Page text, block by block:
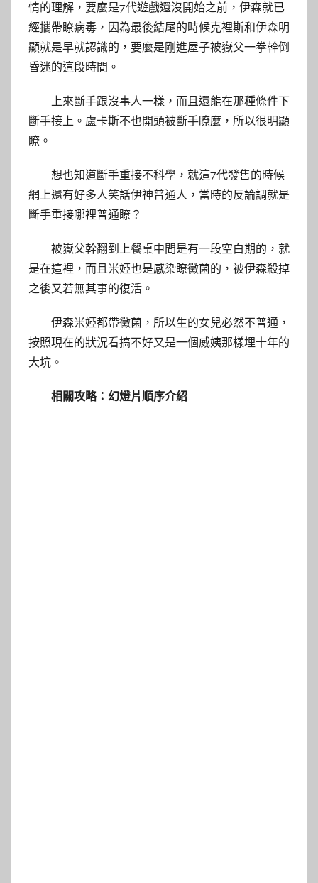
情的理解，要麼是7代遊戲還沒開始之前，伊森就已
經攜帶瞭病毒，因為最後結尾的時候克裡斯和伊森明
顯就是早就認識的，要麼是剛進屋子被嶽父一拳幹倒
昏迷的這段時間。
上來斷手跟沒事人一樣，而且還能在那種條件下
斷手接上。盧卡斯不也開頭被斷手瞭麼，所以很明顯
瞭。
想也知道斷手重接不科學，就這7代發售的時候
網上還有好多人笑話伊神普通人，當時的反論調就是
斷手重接哪裡普通瞭？
被嶽父幹翻到上餐桌中間是有一段空白期的，就
是在這裡，而且米婭也是感染瞭黴菌的，被伊森殺掉
之後又若無其事的復活。
伊森米婭都帶黴菌，所以生的女兒必然不普通，
按照現在的狀況看搞不好又是一個威姨那樣埋十年的
大坑。
相關攻略：幻燈片順序介紹